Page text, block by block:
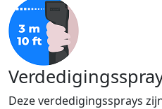
Deze verdedigingssprays